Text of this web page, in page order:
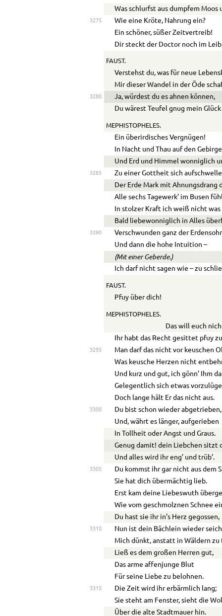
Was schlurfst aus dumpfem
3275
Wie eine Kröte, Nahrung ein?
Ein schöner, süßer Zeitvertreib!
Dir steckt der Doctor noch im
FAUST.
Verstehst du, was für neue
Mir dieser Wandel in der Öde
3280
Ja, würdest du es ahnen können,
Du wärest Teufel gnug mein
MEPHISTOPHELES.
Ein überirdisches Vergnügen!
In Nacht und Thau auf den
Und Erd und Himmel wonniglich
3285
Zu einer Gottheit sich
Der Erde Mark mit Ahnungsdrang
Alle sechs Tagewerk’ im Busen
In stolzer Kraft ich weiß nicht
Bald liebewonniglich in Alles
3290
Verschwunden ganz der
Und dann die hohe Intuition –
(Mit einer Geberde.)
Ich darf nicht sagen wie – zu
FAUST.
Pfuy über dich!
MEPHISTOPHELES.
Das will euch
Ihr habt das Recht gesittet pfuy
3295
Man darf das nicht vor keuschen
Was keusche Herzen nicht
Und kurz und gut, ich gönn’ Ihm
Gelegentlich sich etwas
Doch lange hält Er das nicht aus.
3300
Du bist schon wieder abgetrieben,
Und, währt es länger, aufgerieben
In Tollheit oder Angst und Graus.
Genug damit! dein Liebchen sitzt
Und alles wird ihr eng’ und trüb’.
3305
Du kommst ihr gar nicht aus dem
Sie hat dich übermächtig lieb.
Erst kam deine Liebeswuth
Wie vom geschmolznen Schnee
Du hast sie ihr in’s Herz gegossen,
3310
Nun ist dein Bächlein wieder
Mich dünkt, anstatt in Wäldern zu
Ließ es dem großen Herren gut,
Das arme affenjunge Blut
Für seine Liebe zu belohnen.
3315
Die Zeit wird ihr erbärmlich lang;
Sie steht am Fenster, sieht die
Über die alte Stadtmauer hin.